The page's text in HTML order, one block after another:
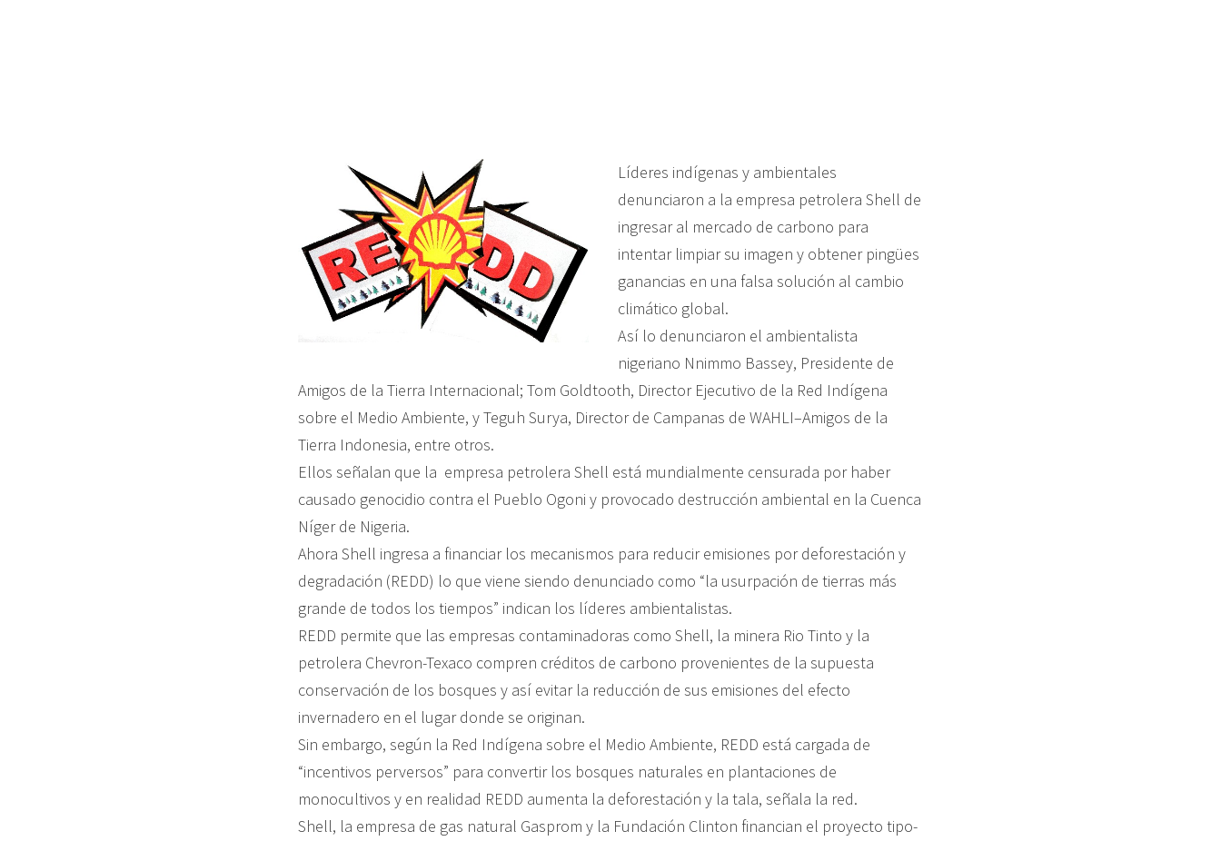
Líderes indígenas y ambientales
denunciaron a la empresa petrolera Shell de
ingresar al mercado de carbono para
intentar limpiar su imagen y obtener pingües
ganancias en una falsa solución al cambio
climático global.
Así lo denunciaron el ambientalista
nigeriano Nnimmo Bassey, Presidente de
Amigos de la Tierra Internacional; Tom Goldtooth, Director Ejecutivo de la Red Indígena
sobre el Medio Ambiente, y Teguh Surya, Director de Campanas de WAHLI–Amigos de la
Tierra Indonesia, entre otros.
Ellos señalan que la empresa petrolera Shell está mundialmente censurada por haber
causado genocidio contra el Pueblo Ogoni y provocado destrucción ambiental en la Cuenca
Níger de Nigeria.
Ahora Shell ingresa a financiar los mecanismos para reducir emisiones por deforestación y
degradación (REDD) lo que viene siendo denunciado como “la usurpación de tierras más
grande de todos los tiempos” indican los líderes ambientalistas.
REDD permite que las empresas contaminadoras como Shell, la minera Rio Tinto y la
petrolera Chevron-Texaco compren créditos de carbono provenientes de la supuesta
conservación de los bosques y así evitar la reducción de sus emisiones del efecto
invernadero en el lugar donde se originan.
Sin embargo, según la Red Indígena sobre el Medio Ambiente, REDD está cargada de
“incentivos perversos” para convertir los bosques naturales en plantaciones de
monocultivos y en realidad REDD aumenta la deforestación y la tala, señala la red.
Shell, la empresa de gas natural Gasprom y la Fundación Clinton financian el proyecto tipo-